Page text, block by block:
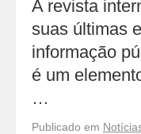
A revista
suas últimas
informação
é um
…
Publicado em